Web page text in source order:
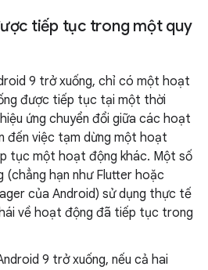
tiếp tục trong một quy
9 trở xuống, chỉ có một hoạt
được tiếp tục tại một thời
ứng chuyển đổi giữa các hoạt
đến việc tạm dừng một hoạt
tục một hoạt động khác. Một số
(chẳng hạn như Flutter hoặc
của Android) sử dụng thực tế
về hoạt động đã tiếp tục trong
9 trở xuống, nếu cả hai